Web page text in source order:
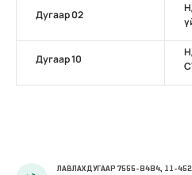
Дугаар 02
Дугаар 10
ЛАВЛАХ ДУГААР 7555-8484, 11-